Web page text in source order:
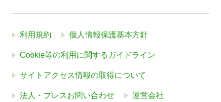
利用規約 個人情報保護基本方針
Cookie等の利用に関するガイドライン
サイトアクセス情報の取得について
法人・プレスお問い合わせ 運営会社